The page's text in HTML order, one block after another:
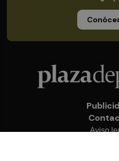
Aviso